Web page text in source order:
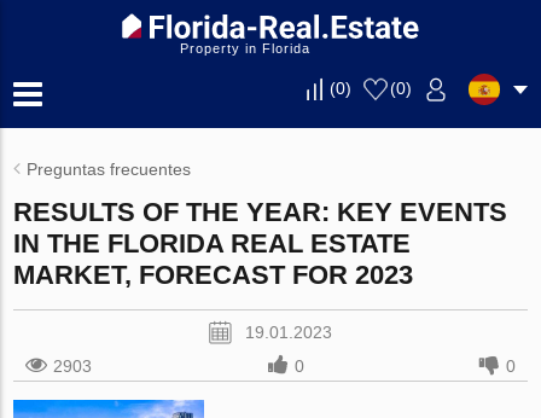
Property in Florida
(0) (0)
Preguntas frecuentes
RESULTS OF THE YEAR: KEY EVENTS
IN THE FLORIDA REAL ESTATE
MARKET, FORECAST FOR 2023
19.01.2023
2903
0 0